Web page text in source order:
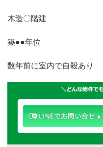
木造〇階建
築●●年位
数年前に室内で自殺あり